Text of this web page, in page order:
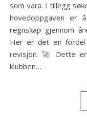
som vara. I tillegg
hovedoppgaven er
regnskap gjennom
Her er det en fordel
revisjon. 🚀 Dette
klubben…